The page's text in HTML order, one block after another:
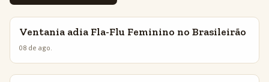
INSIGHTS
Ventania adia Fla-Flu Feminino no Brasileirão
08 de ago.